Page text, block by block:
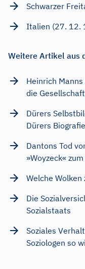
Schwarzer
Italien (27. 12.
Weitere Artikel aus
Heinrich
die
Dürers
Dürers
Dantons Tod
»Woyzeck«
Welche
Die
Sozialstaats
Soziales
Soziologen so